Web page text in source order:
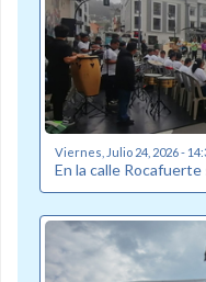
Viernes, Julio 24, 2026 -
En la calle